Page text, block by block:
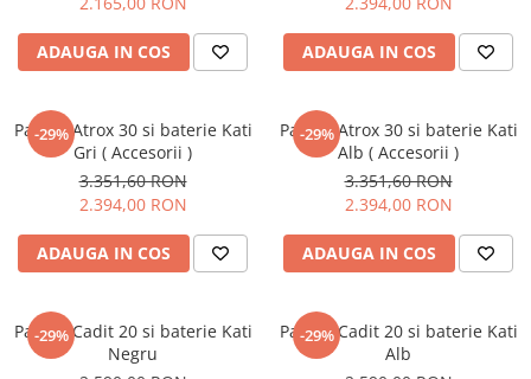
ADAUGA IN COS ADAUGA IN COS
-29%
Pachet Atrox 30 si baterie Kati
Gri ( Accesorii )
3.351,60 RON
2.394,00 RON
ADAUGA IN COS
-29%
Pachet Atrox 30 si baterie Kati
Alb ( Accesorii )
3.351,60 RON
2.394,00 RON
ADAUGA IN COS
-29%
Pachet Cadit 20 si baterie Kati
Negru
-29%
Pachet Cadit 20 si baterie Kati
Alb